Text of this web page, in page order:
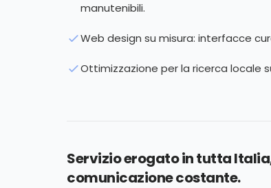
manutenibili.
Web design su misura: interfacce
Ottimizzazione per la ricerca locale
Servizio erogato in tutta
comunicazione costante.